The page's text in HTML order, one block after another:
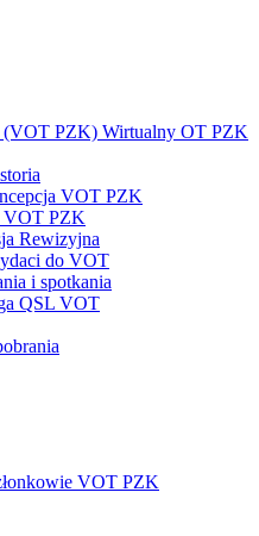
Wirtualny OT PZK
VOT PZK
VOT PZK
Rewizyjna
do VOT
i spotkania
QSL VOT
VOT PZK